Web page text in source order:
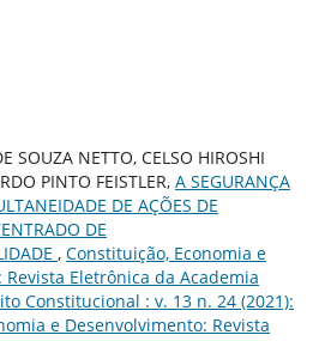
SOUZA NETTO, CELSO HIROSHI
PINTO FEISTLER, A SEGURANÇA
DE AÇÕES DE
DE
, Constituição, Economia e
Eletrônica da Academia
Constitucional : v. 13 n. 24 (2021):
e Desenvolvimento: Revista